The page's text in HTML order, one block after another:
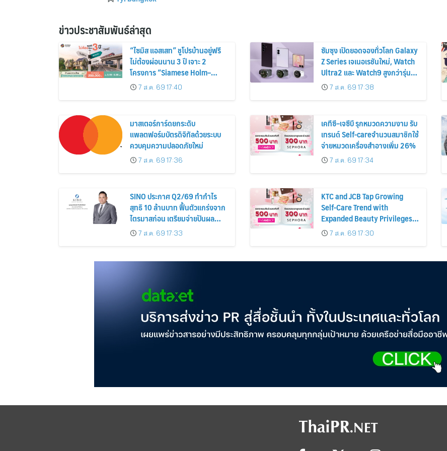
ข่าวประชาสัมพันธ์ล่าสุด
“ไซมิส แอสเสท” ชูโปรบ้านอยู่ฟรี
ไม่ต้องผ่อนนาน 3 ปี เจาะ 2
โครงการ “Siamese Holm–
Siamese Blossom” พร้อม
ส่วนลดและสิทธิพิเศษถึง 31
7 ส.ค. 69 17:40
ซัมซุง เปิดยอดจองทั่วโลก Galaxy
Z Series เจเนอเรชันใหม่, Watch
Ultra2 และ Watch9 สูงกว่ารุ่น
ก่อนหน้ากว่า 30%
7 ส.ค. 69 17:38
มาสเตอร์การ์ดยกระดับ
แพลตฟอร์มบัตรดิจิทัลด้วยระบบ
ควบคุมความปลอดภัยใหม่
7 ส.ค. 69 17:36
เคทีซี–เจซีบี รุกหมวดความงาม รับ
เทรนด์ Self-careจำนวนสมาชิกใช้
จ่ายหมวดเครื่องสำอางเพิ่ม 26%
7 ส.ค. 69 17:34
SINO ประกาศ Q2/69 ทำกำไร
สุทธิ 10 ล้านบาท ฟื้นตัวแกร่งจาก
ไตรมาสก่อน เตรียมจ่ายปันผล
ระหว่างกาล 0.014423 บาทต่อหุ้น
ครึ่งปีหลังมุ่งเติบโตต่อเนื่อง
7 ส.ค. 69 17:33
KTC and JCB Tap Growing
Self-Care Trend with
Expanded Beauty Privileges
Number of KTC JCB
Cardmembers Spending on
7 ส.ค. 69 17:30